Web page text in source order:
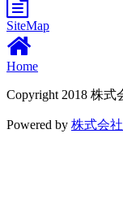
SiteMap
Home
Copyright 2018 株式
Powered by 株式会